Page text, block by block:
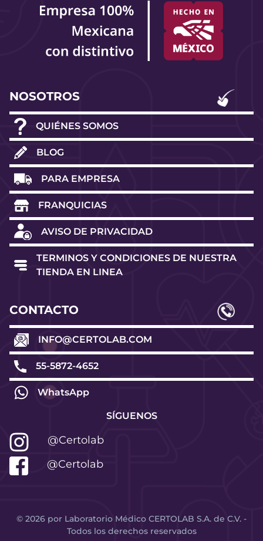
NOSOTROS
QUIÉNES SOMOS
BLOG
PARA EMPRESA
FRANQUICIAS
AVISO DE PRIVACIDAD
TERMINOS Y CONDICIONES DE NUESTRA
TIENDA EN LINEA
CONTACTO
INFO@CERTOLAB.COM
55-5872-4652
WhatsApp
SÍGUENOS
@Certolab
@Certolab
© 2026 por Laboratorio Médico CERTOLAB S.A. de C.V. -
Todos los derechos reservados